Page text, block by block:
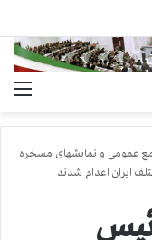
عمومی و نمایشهای مسخره